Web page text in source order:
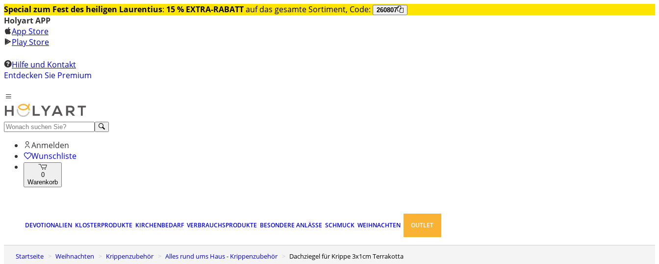
Special zum Fest des heiligen Laurentius: 15 % EXTRA-RABATTauf das gesamte Sortiment, Code: 260807
Holyart APP
App Store
Play Store
Hilfe und Kontakt
Entdecken Sie Premium
Anmelden
Wunschliste
0
Warenkorb
DEVOTIONALIEN KLOSTERPRODUKTE KIRCHENBEDARF VERBRAUCHSPRODUKTE BESONDERE ANLÄSSE SCHMUCK WEIHNACHTEN OUTLET
Startseite Weihnachten Krippenzubehör Alles rund ums Haus - Krippenzubehör Dachziegel für Krippe 3x1cm Terrakotta